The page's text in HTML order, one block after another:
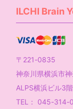
ILCHI Brain
〒221-0835
神奈川県横浜市
ALPS横浜ビル3階
TEL： 045-314-